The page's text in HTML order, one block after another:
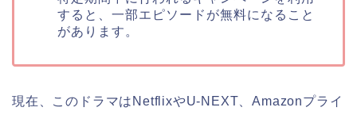
すると、一部エピソードが無料になること
があります。
現在、このドラマはNetflixやU-NEXT、Amazonプライ